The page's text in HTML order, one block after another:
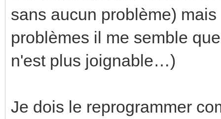
sans aucun problème)
problèmes il me semble
n'est plus joignable…)
Je dois le reprogrammer